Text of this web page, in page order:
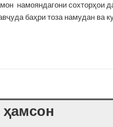
намояндагони сохторҳои
баҳри тоза намудан ва